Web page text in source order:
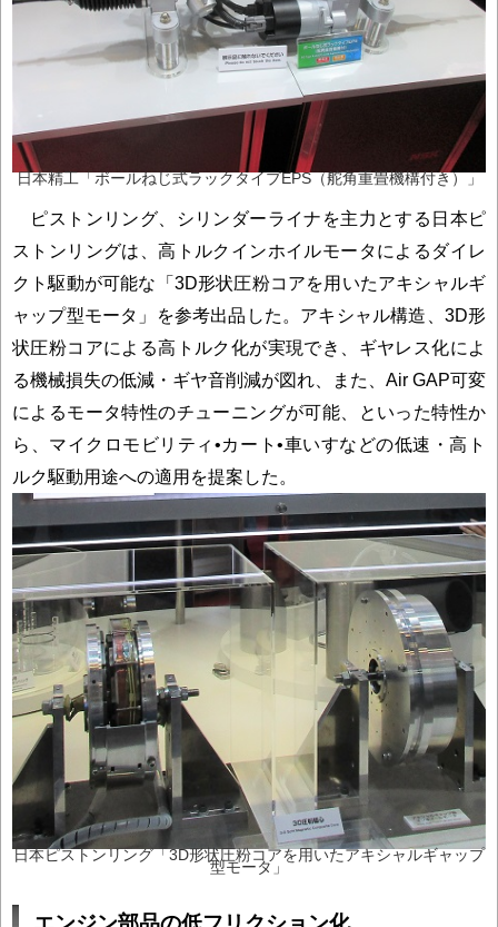
日本精工「ボールねじ式ラックタイプEPS（舵角重畳機構付き）」
ピストンリング、シリンダーライナを主力とする日本ピ
ストンリングは、高トルクインホイルモータによるダイレ
クト駆動が可能な「3D形状圧粉コアを用いたアキシャルギ
ャップ型モータ」を参考出品した。アキシャル構造、3D形
状圧粉コアによる高トルク化が実現でき、ギヤレス化によ
る機械損失の低減・ギヤ音削減が図れ、また、Air GAP可変
によるモータ特性のチューニングが可能、といった特性か
ら、マイクロモビリティ•カート•車いすなどの低速・高ト
ルク駆動用途への適用を提案した。
日本ピストンリング「3D形状圧粉コアを用いたアキシャルギャップ
型モータ」